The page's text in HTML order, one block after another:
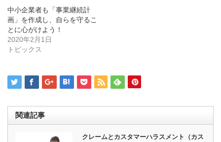
ド
ウ
で
開
き
ま
す)
さ
(新
し
い
ウ
で
開
き
中小企業者も「事業継続計
画」を作成し、自らを守るこ
とに心がけよう！
2020年2月1日
トピックス
関連記事
クレームとカスタマーハラスメント（カス